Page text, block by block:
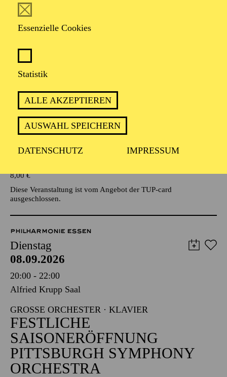
Essenzielle Cookies
Statistik
ALLE AKZEPTIEREN
AUSWAHL SPEICHERN
DATENSCHUTZ IMPRESSUM
Samstag
05.09.2026
Grillo-Theater
BLICK AUF DEN IRAN –
STIMMEN ZUR AKTUELLEN
LAGE
Veranstalter: Eine Kooperationsveranstaltung mit der Stadt
Essen
8,00€
Diese Veranstaltung ist vom Angebot der TUP-card
ausgeschlossen.
PHILHARMONIE ESSEN
Dienstag
08.09.2026
20:00 - 22:00
Alfried Krupp Saal
GROSSE ORCHESTER · KLAVIER
FESTLICHE
SAISONERÖFFNUNG
PITTSBURGH SYMPHONY
ORCHESTRA